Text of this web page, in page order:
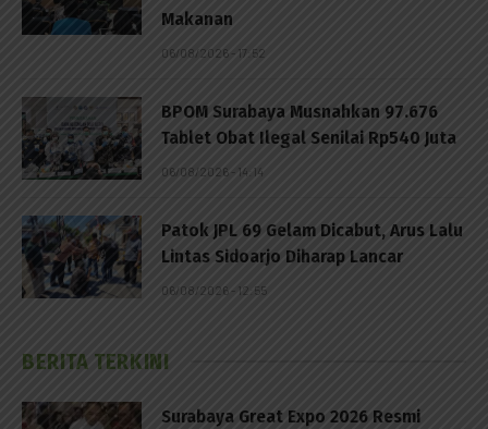
Makanan
06/08/2026 - 17:52
BPOM Surabaya Musnahkan 97.676
Tablet Obat Ilegal Senilai Rp540 Juta
06/08/2026 - 14:14
Patok JPL 69 Gelam Dicabut, Arus Lalu
Lintas Sidoarjo Diharap Lancar
06/08/2026 - 12:55
BERITA TERKINI
Surabaya Great Expo 2026 Resmi